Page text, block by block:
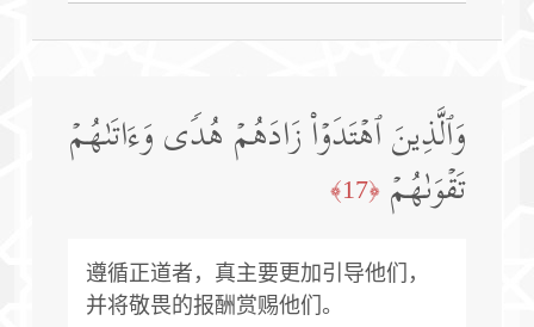
وَٱلَّذِینَ ٱهۡتَدَوۡا۟ زَادَهُمۡ هُدࣰى وَءَاتَىٰهُمۡ
تَقۡوَىٰهُمۡ ﴿17﴾
遵循正道者，真主要更加引导他们，
并将敬畏的报酬赏赐他们。